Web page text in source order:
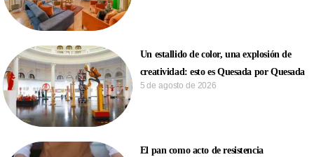
Un estallido de color, una explosión de
creatividad: esto es Quesada por Quesada
5 de agosto de 2026
El pan como acto de resistencia